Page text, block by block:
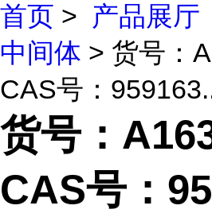
首页 > 产品展厅
中间体 > 货号：
CAS号：
货号：
CAS号：